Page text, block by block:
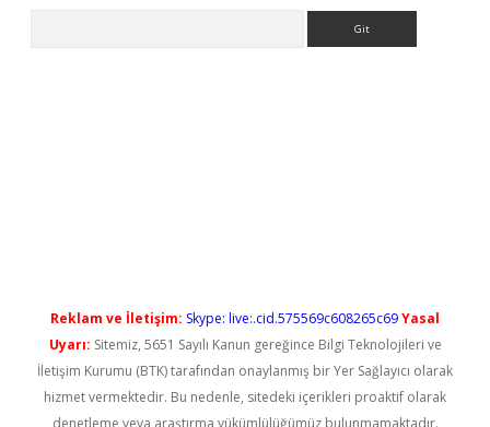
Reklam ve İletişim: Skype: live:.cid.575569c608265c69Yasal
Uyarı: Sitemiz, 5651 Sayılı Kanun gereğince Bilgi Teknolojileri ve
İletişim Kurumu (BTK) tarafından onaylanmış bir Yer Sağlayıcı olarak
hizmet vermektedir. Bu nedenle, sitedeki içerikleri proaktif olarak
denetleme veya araştırma yükümlülüğümüz bulunmamaktadır.